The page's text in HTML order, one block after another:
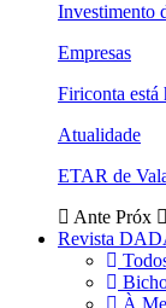
Investimento
Empresas
Firiconta está
Atualidade
ETAR de
Ante Próx
Revista
À